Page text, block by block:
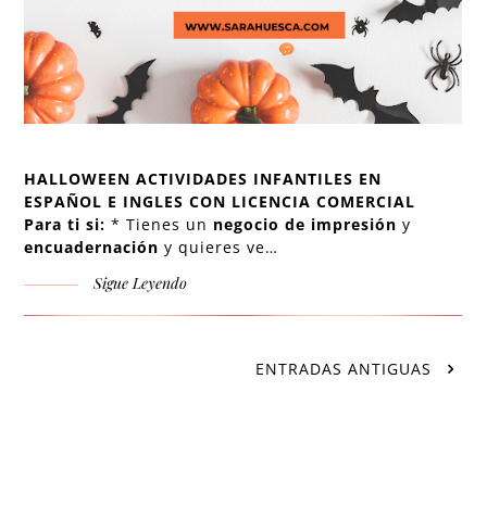
HALLOWEEN ACTIVIDADES INFANTILES EN
ESPAÑOL E INGLES CON LICENCIA COMERCIAL
Para ti si: * Tienes un negocio de impresión y
encuadernación y quieres ve…
Sigue Leyendo
ENTRADAS ANTIGUAS